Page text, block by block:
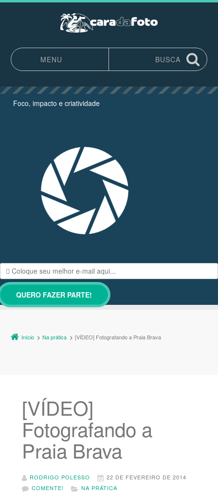
MENU
BUSCA
Foco, impacto e criatividade
Início Na prática [VÍDEO] Fotografando a Praia Brava
[VÍDEO]
Fotografando a
Praia Brava
RODRIGO POLESSO
22 DE FEVEREIRO DE 2014
COMENTE!
NA PRÁTICA